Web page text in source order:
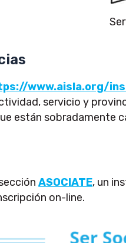
www.aisla.org/
servicio y
están sobradamente
ASOCIATE, un
on-line.